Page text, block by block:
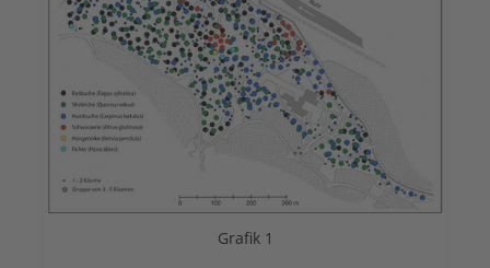
Grafik 1